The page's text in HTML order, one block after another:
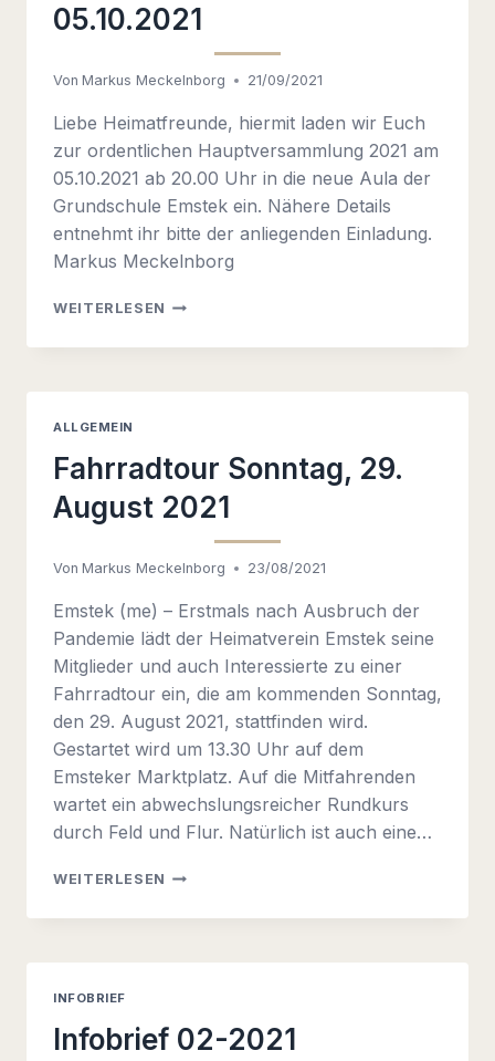
05.10.2021
Von Markus Meckelnborg 21/09/2021
Liebe Heimatfreunde, hiermit laden wir Euch
zur ordentlichen Hauptversammlung 2021 am
05.10.2021 ab 20.00 Uhr in die neue Aula der
Grundschule Emstek ein. Nähere Details
entnehmt ihr bitte der anliegenden Einladung.
Markus Meckelnborg
WEITERLESEN EINLADUNG
HAUPTVERSAMMLUNG
ALLGEMEIN
Fahrradtour Sonntag, 29.
August 2021
Von Markus Meckelnborg 23/08/2021
Emstek (me) – Erstmals nach Ausbruch der
Pandemie lädt der Heimatverein Emstek seine
Mitglieder und auch Interessierte zu einer
Fahrradtour ein, die am kommenden Sonntag,
den 29. August 2021, stattfinden wird.
Gestartet wird um 13.30 Uhr auf dem
Emsteker Marktplatz. Auf die Mitfahrenden
wartet ein abwechslungsreicher Rundkurs
durch Feld und Flur. Natürlich ist auch eine…
WEITERLESEN FAHRRADTOUR
29.
INFOBRIEF
Infobrief 02-2021